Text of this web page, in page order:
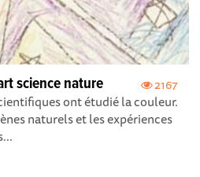
2167
science nature
ont étudié la couleur.
naturels et les expériences